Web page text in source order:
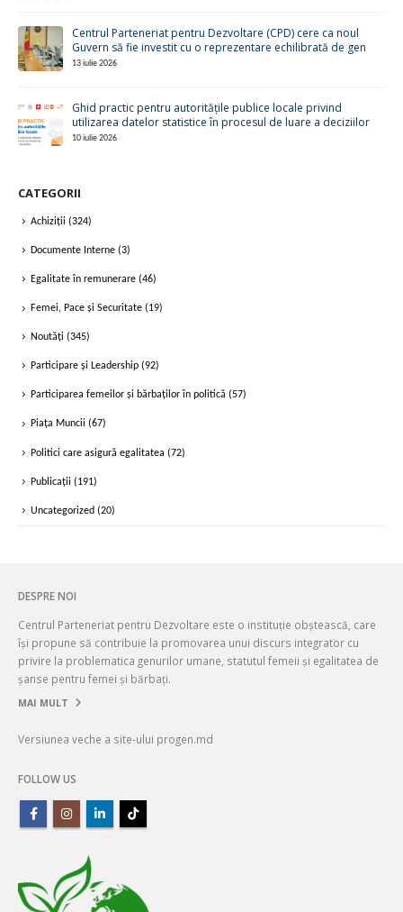
Centrul Parteneriat pentru Dezvoltare (CPD) cere ca noul
Guvern să fie investit cu o reprezentare echilibrată de gen
13 iulie 2026
Ghid practic pentru autoritățile publice locale privind
utilizarea datelor statistice în procesul de luare a deciziilor
10 iulie 2026
CATEGORII
Achiziții (324)
Documente Interne (3)
Egalitate în remunerare (46)
Femei, Pace și Securitate (19)
Noutăți (345)
Participare și Leadership (92)
Participarea femeilor și bărbaților în politică (57)
Piața Muncii (67)
Politici care asigură egalitatea (72)
Publicații (191)
Uncategorized (20)
DESPRE NOI
Centrul Parteneriat pentru Dezvoltare este o instituție obștească, care
își propune să contribuie la promovarea unui discurs integrator cu
privire la problematica genurilor umane, statutul femeii și egalitatea de
șanse pentru femei și bărbați.
MAI MULT
Versiunea veche a site-ului progen.md
FOLLOW US